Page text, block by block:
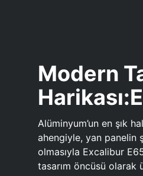
Modern
Alüminyum’un en şık
ahengiyle, yan panelin
olmasıyla Excalibur
tasarım öncüsü olarak